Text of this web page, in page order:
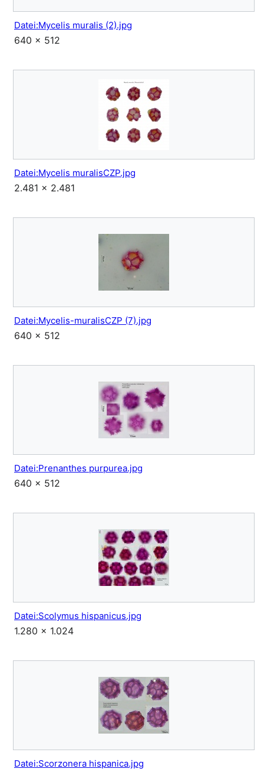
Datei:Mycelis muralis (2).jpg
640 × 512
Datei:Mycelis muralisCZP.jpg
2.481 × 2.481
Datei:Mycelis-muralisCZP (7).jpg
640 × 512
Datei:Prenanthes purpurea.jpg
640 × 512
Datei:Scolymus hispanicus.jpg
1.280 × 1.024
Datei:Scorzonera hispanica.jpg